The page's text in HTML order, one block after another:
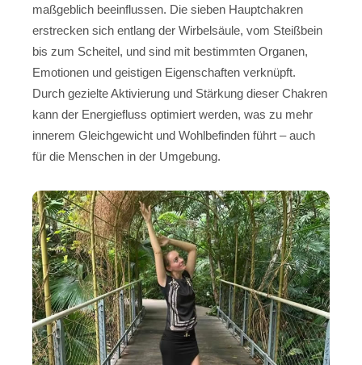
maßgeblich beeinflussen. Die sieben Hauptchakren
erstrecken sich entlang der Wirbelsäule, vom Steißbein
bis zum Scheitel, und sind mit bestimmten Organen,
Emotionen und geistigen Eigenschaften verknüpft.
Durch gezielte Aktivierung und Stärkung dieser Chakren
kann der Energiefluss optimiert werden, was zu mehr
innerem Gleichgewicht und Wohlbefinden führt – auch
für die Menschen in der Umgebung.